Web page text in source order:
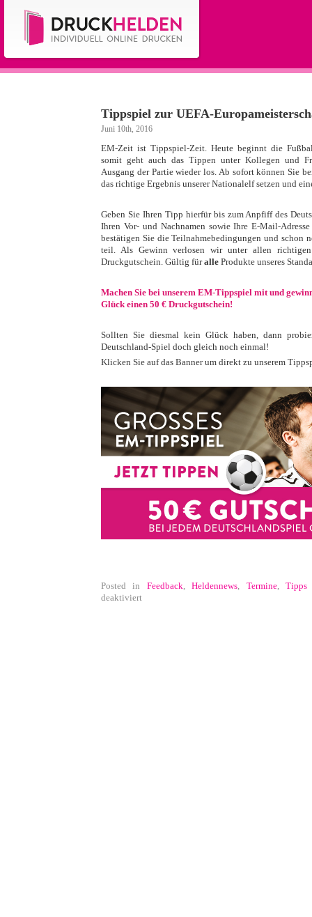
Tippspiel zur UEFA-
Juni 10th, 2016
EM-Zeit ist Tippspiel-Zeit. Heute beginnt die
somit geht auch das Tippen unter Kollegen und
Ausgang der Partie wieder los. Ab sofort können Sie
das richtige Ergebnis unserer Nationalelf setzen und
Geben Sie Ihren Tipp hierfür bis zum Anpfiff des
Ihren Vor- und Nachnamen sowie Ihre E-Mail-
bestätigen Sie die Teilnahmebedingungen und schon
teil. Als Gewinn verlosen wir unter allen
Druckgutschein. Gültig füralle Produkte unseres
Machen Sie bei unserem EM-Tippspiel mit und
Glück einen 50 € Druckgutschein!
Sollten Sie diesmal kein Glück haben, dann
Deutschland-Spiel doch gleich noch einmal!
Klicken Sie auf das Banner um direkt zu unserem
Posted in Feedback,Heldennews, Termine,
deaktiviert